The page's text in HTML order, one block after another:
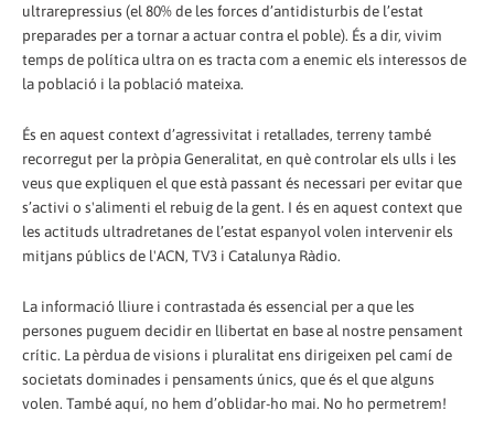
ultrarepressius (el 80% de les forces d’antidisturbis de l’estat
preparades per a tornar a actuar contra el poble). És a dir, vivim
temps de política ultra on es tracta com a enemic els interessos de
la població i la població mateixa.
És en aquest context d’agressivitat i retallades, terreny també
recorregut per la pròpia Generalitat, en què controlar els ulls i les
veus que expliquen el que està passant és necessari per evitar que
s’activi o s'alimenti el rebuig de la gent. I és en aquest context que
les actituds ultradretanes de l’estat espanyol volen intervenir els
mitjans públics de l'ACN, TV3 i Catalunya Ràdio.
La informació lliure i contrastada és essencial per a que les
persones puguem decidir en llibertat en base al nostre pensament
crític. La pèrdua de visions i pluralitat ens dirigeixen pel camí de
societats dominades i pensaments únics, que és el que alguns
volen. També aquí, no hem d’oblidar-ho mai. No ho permetrem!